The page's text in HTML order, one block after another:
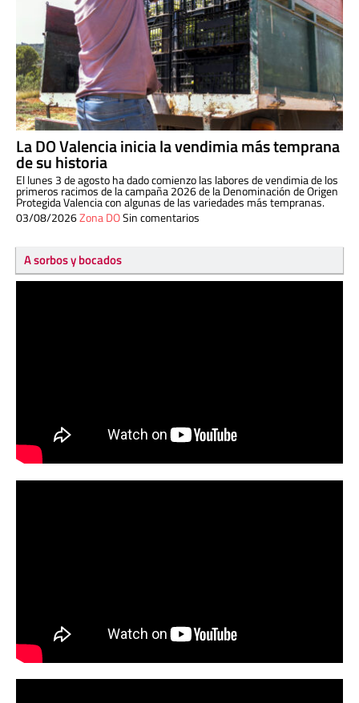
La DO Valencia inicia la vendimia más temprana
de su historia
El lunes 3 de agosto ha dado comienzo las labores de vendimia de los
primeros racimos de la campaña 2026 de la Denominación de Origen
Protegida Valencia con algunas de las variedades más tempranas.
03/08/2026Zona DOSin comentarios
A sorbos y bocados